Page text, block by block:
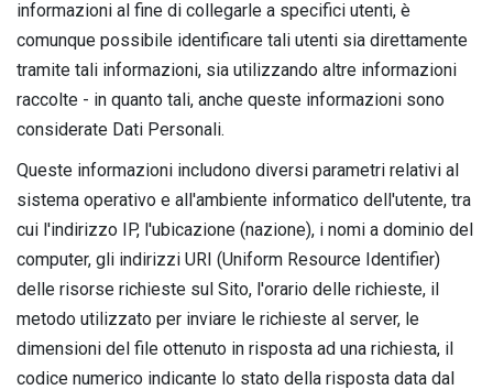
informazioni al fine di collegarle a specifici utenti, è
comunque possibile identificare tali utenti sia direttamente
tramite tali informazioni, sia utilizzando altre informazioni
raccolte - in quanto tali, anche queste informazioni sono
considerate Dati Personali.
Queste informazioni includono diversi parametri relativi al
sistema operativo e all'ambiente informatico dell'utente, tra
cui l'indirizzo IP, l'ubicazione (nazione), i nomi a dominio del
computer, gli indirizzi URI (Uniform Resource Identifier)
delle risorse richieste sul Sito, l'orario delle richieste, il
metodo utilizzato per inviare le richieste al server, le
dimensioni del file ottenuto in risposta ad una richiesta, il
codice numerico indicante lo stato della risposta data dal